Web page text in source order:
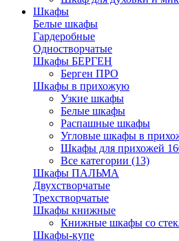
Шкафы
Белые шкафы
Гардеробные
Одностворчатые
Шкафы БЕРГЕН
Берген ПРО
Шкафы в прихожую
Узкие шкафы
Белые шкафы
Распашные шкафы
Угловые шкафы в
Шкафы для прихожей
Все категории (13)
Шкафы ПАЛЬМА
Двухстворчатые
Трехстворчатые
Шкафы книжные
Книжные шкафы со
Шкафы-купе